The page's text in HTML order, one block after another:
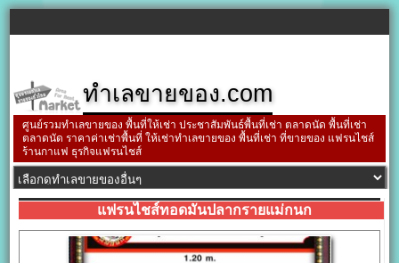
ทำเลขายของ.com
ศูนย์รวมทำเลขายของ พื้นที่ให้เช่า ประชาสัมพันธ์พื้นที่เช่า ตลาดนัด พื้นที่เช่า
ตลาดนัด ราคาค่าเช่าพื้นที่ ให้เช่าทำเลขายของ พื้นที่เช่า ที่ขายของ แฟรนไชส์
ร้านกาแฟ ธุรกิจแฟรนไชส์
แฟรนไชส์ทอดมันปลากรายแม่กนก